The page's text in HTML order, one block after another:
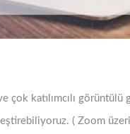
çok katılımcılı
( Zoom